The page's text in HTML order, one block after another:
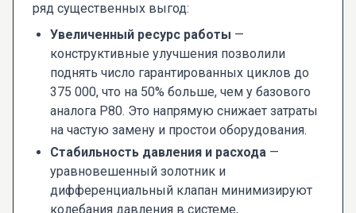
ряд существенных выгод:
Увеличенный ресурс работы —
конструктивные улучшения позволили
поднять число гарантированных циклов до
375 000, что на 50% больше, чем у базового
аналога Р80. Это напрямую снижает затраты
на частую замену и простои оборудования.
Стабильность давления и расхода —
уравновешенный золотник и
дифференциальный клапан минимизируют
колебания давления в системе,